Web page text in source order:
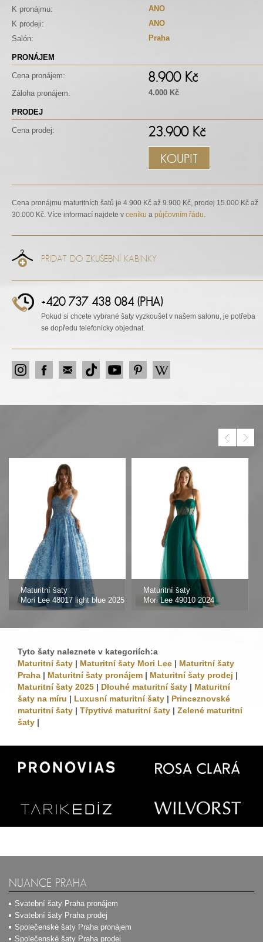
K pronájmu:
ANO
K prodeji:
ANO
Salón:
Praha
PRONÁJEM
Cena pronájem: 8.900 Kč
Záloha pronájem: 4.000 Kč
PRODEJ
Cena prodej: 23.900 Kč
KOUPIT
Cena pronájmu maturitních šatů je 4.900 Kč až 9.900 Kč, prodej 15.000 Kč až
30.000 Kč. Více informací najdete v ceníku a půjčovním řádu.
PŘIDAT DO ZKUŠEBNÍ KABINKY
+420 737 438 084 (PHA)
Pokud si chcete vybrané šaty vyzkoušet v našem salonu, je potřeba
se dopředu telefonicky objednat.
Maturitní šaty
Mori Lee 48017 light blue 2025
Maturitní šaty
Mori Lee 49010 2024
Tyto šaty naleznete v kategoriích:a
Maturitní šaty | Maturitní šaty Mori Lee | Maturitní šaty
Praha | Maturitní šaty pronájem | Maturitní šaty prodej |
Maturitní šaty 2025 | Dlouhé maturitní šaty | Maturitní
šaty na míru | Luxusní maturitní šaty | Princeznovské
maturitní šaty | Třpytivé maturitní šaty | Zelené maturitní
šaty |
NUANCE PRAHA
Svatební šaty Praha pronájem
Svatební šaty Praha prodej
Společenské šaty Praha pronájem
Společenské šaty Praha prodej